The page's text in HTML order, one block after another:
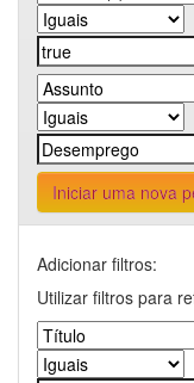
Iniciar uma nova
Adicionar filtros:
Utilizar filtros para